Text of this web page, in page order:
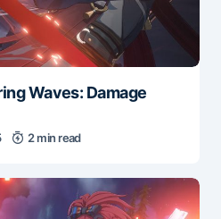
Waves: Damage
2 min read